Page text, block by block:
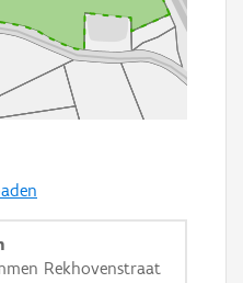
Rekhovenstraat